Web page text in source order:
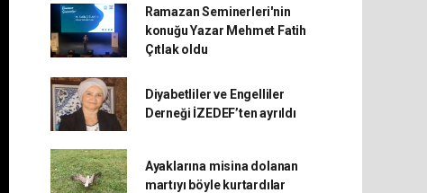
Ramazan Seminerleri'nin
konuğu Yazar Mehmet Fatih
Çıtlak oldu
Diyabetliler ve Engelliler
Derneği İZEDEF’ten ayrıldı
Ayaklarına misina dolanan
martıyı böyle kurtardılar